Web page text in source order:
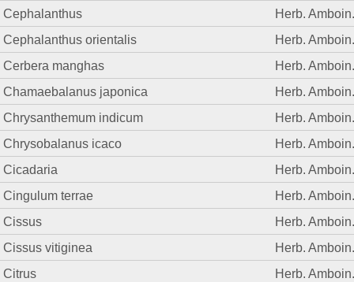
Cephalanthus
Herb.
Cephalanthus orientalis
Herb.
Cerbera manghas
Herb.
Chamaebalanus japonica
Herb.
Chrysanthemum indicum
Herb.
Chrysobalanus icaco
Herb.
Cicadaria
Herb.
Cingulum terrae
Herb.
Cissus
Herb.
Cissus vitiginea
Herb.
Citrus
Herb.